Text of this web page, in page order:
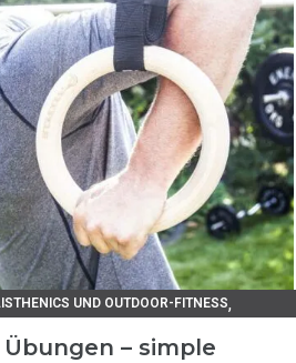
UND OUTDOOR-FITNESS,
– simple